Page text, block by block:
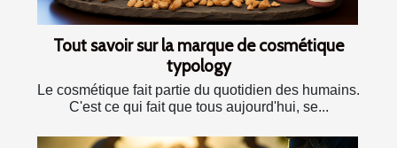
Tout savoir sur la marque de cosmétique
typology
Le cosmétique fait partie du quotidien des humains.
C'est ce qui fait que tous aujourd'hui, se...